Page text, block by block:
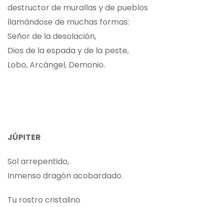
destructor de murallas y de pueblos
llamándose de muchas formas:
Señor de la desolación,
Dios de la espada y de la peste,
Lobo, Arcángel, Demonio.
JÚPITER
Sol arrepentido,
Inmenso dragón acobardado.
Tu rostro cristalino